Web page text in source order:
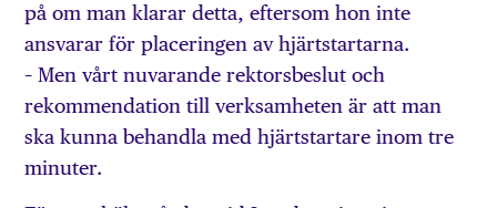
på om man klarar detta, eftersom hon inte
ansvarar för placeringen av hjärtstartarna.
– Men vårt nuvarande rektorsbeslut och
rekommendation till verksamheten är att man
ska kunna behandla med hjärtstartare inom tre
minuter.